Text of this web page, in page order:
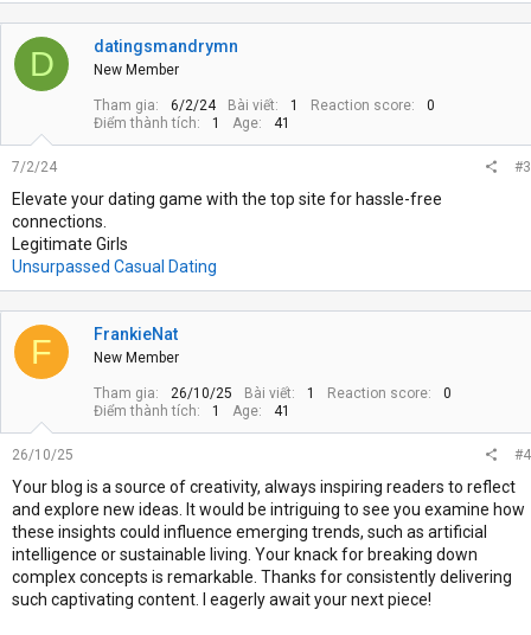
D datingsmandrymn
New Member
Tham gia 6/2/24 Bài viết 1 Reaction score
0
Điểm thành tích
1 Age 41
7/2/24 #3
Elevate your dating game with the top site for hassle-free
connections.
Legitimate Girls
Unsurpassed Сasual Dating
F FrankieNat
New Member
Tham gia 26/10/25 Bài viết 1 Reaction score
0
Điểm thành tích
1 Age 41
26/10/25 #4
Your blog is a source of creativity, always inspiring readers to reflect
and explore new ideas. It would be intriguing to see you examine how
these insights could influence emerging trends, such as artificial
intelligence or sustainable living. Your knack for breaking down
complex concepts is remarkable. Thanks for consistently delivering
such captivating content. I eagerly await your next piece!